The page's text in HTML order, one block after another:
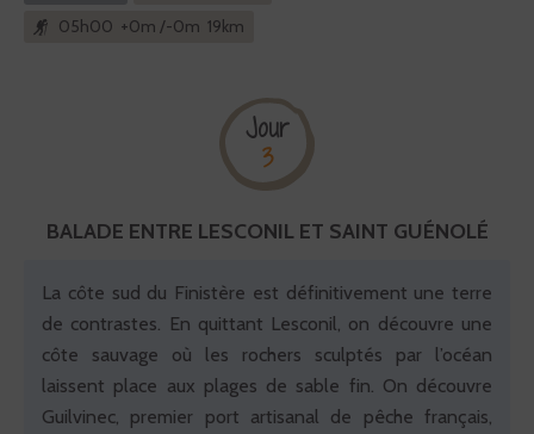
05h00 +0m /-0m 19km
Jour
3
BALADE ENTRE LESCONIL ET SAINT GUÉNOLÉ
La côte sud du Finistère est définitivement une terre
de contrastes. En quittant Lesconil, on découvre une
côte sauvage où les rochers sculptés par l’océan
laissent place aux plages de sable fin. On découvre
Guilvinec, premier port artisanal de pêche français,